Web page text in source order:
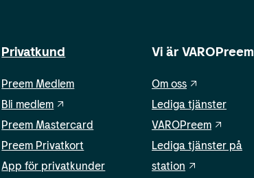
Privatkund
Preem Medlem
Bli medlem
Preem Mastercard
Preem Privatkort
App för privatkunder
Vi är VAROPreem
Om oss
Lediga tjänster
VAROPreem
Lediga tjänster på
station